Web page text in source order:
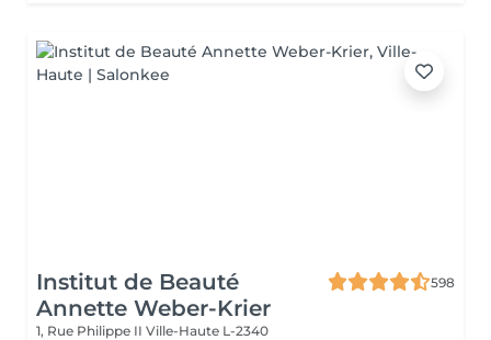
Institut de Beauté
Annette Weber-Krier
598
1, Rue Philippe II Ville-Haute L-2340